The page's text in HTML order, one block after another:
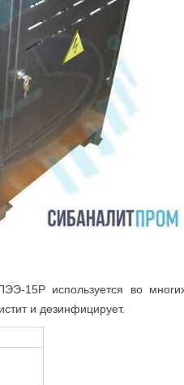
15Р используется во
и дезинфицирует.